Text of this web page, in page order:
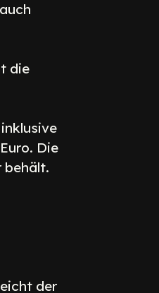
die
Die
behält.
der